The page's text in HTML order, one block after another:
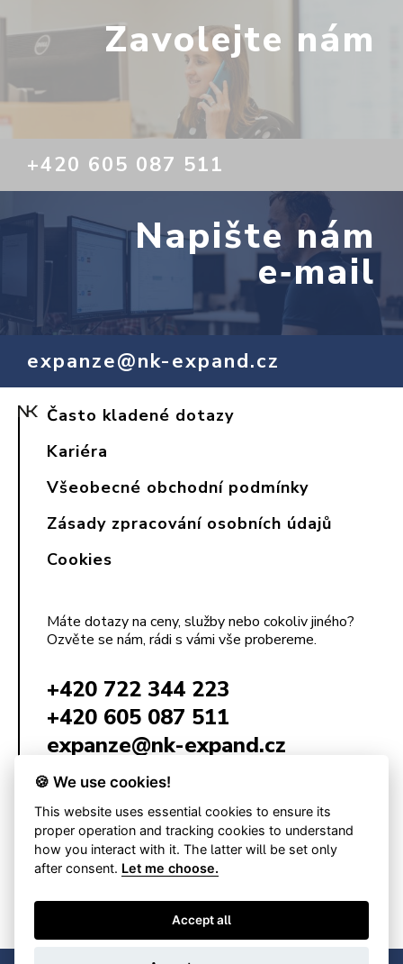
Zavolejte nám
+420 605 087 511
Napište nám
e‑mail
expanze@nk-expand.cz
Často kladené dotazy
Kariéra
Všeobecné obchodní podmínky
Zásady zpracování osobních údajů
Cookies
Máte dotazy na ceny, služby nebo cokoliv jiného?
Ozvěte se nám, rádi s vámi vše probereme.
+420 722 344 223
+420 605 087 511
expanze@nk-expand.cz
NK Expand s.r.o.
Poštovská 68/3
602 00 Brno
Česká republika
🍪 We use cookies!
This website uses essential cookies to ensure its
proper operation and tracking cookies to understand
how you interact with it. The latter will be set only
after consent. Let me choose.
Accept all